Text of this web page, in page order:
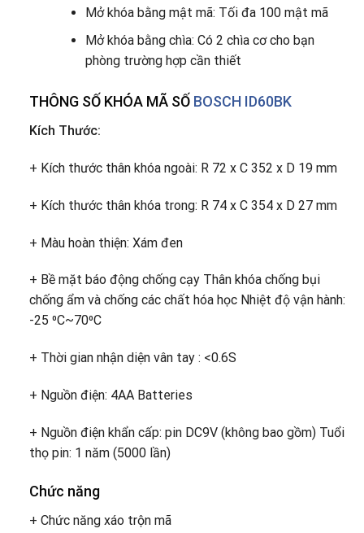
Mở khóa bằng mật mã: Tối đa 100 mật mã
Mở khóa bằng chìa: Có 2 chìa cơ cho bạn
phòng trường hợp cần thiết
THÔNG SỐ KHÓA MÃ SỐ BOSCH ID60BK
Kích Thước:
+ Kích thước thân khóa ngoài: R 72 x C 352 x D 19 mm
+ Kích thước thân khóa trong: R 74 x C 354 x D 27 mm
+ Màu hoàn thiện: Xám đen
+ Bề mặt báo động chống cạy Thân khóa chống bụi
chống ẩm và chống các chất hóa học Nhiệt độ vận hành:
-25 ⁰C~70⁰C
+ Thời gian nhận diện vân tay : <0.6S
+ Nguồn điện: 4AA Batteries
+ Nguồn điện khẩn cấp: pin DC9V (không bao gồm) Tuổi
thọ pin: 1 năm (5000 lần)
Chức năng
+ Chức năng xáo trộn mã